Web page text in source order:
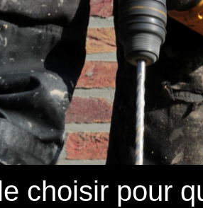
choisir pour